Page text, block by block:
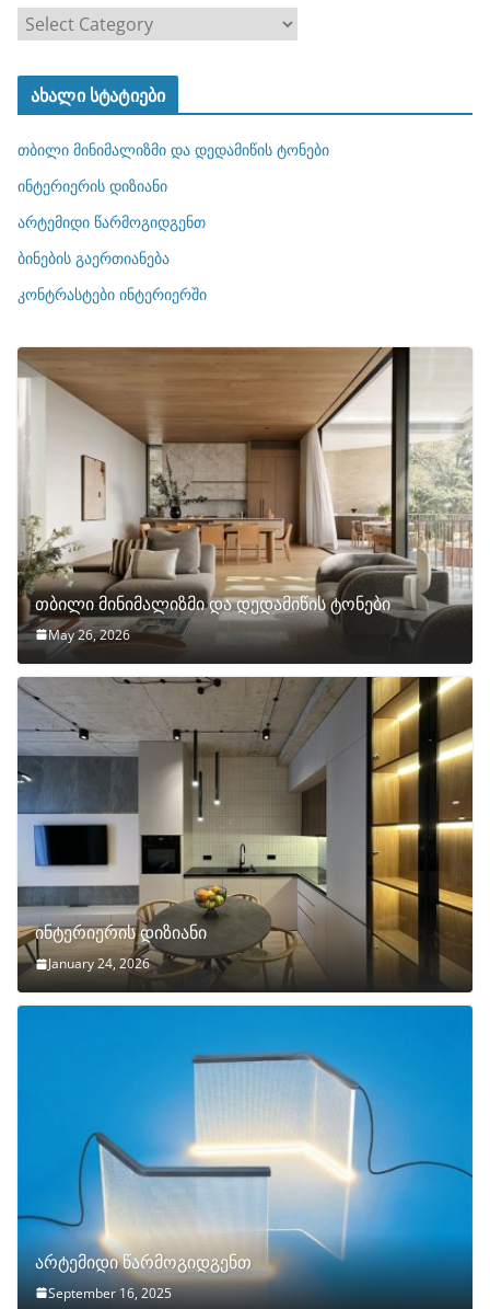
ა
ტ
ო
რ
ბ
ი
ახალი სტატიები
თბილი მინიმალიზმი და დედამიწის ტონები
ინტერიერის დიზიანი
არტემიდი წარმოგიდგენთ
ბინების გაერთიანება
კონტრასტები ინტერიერში
თბილი მინიმალიზმი და დედამიწის ტონები
May 26, 2026
ინტერიერის დიზიანი
January 24, 2026
არტემიდი წარმოგიდგენთ
September 16, 2025